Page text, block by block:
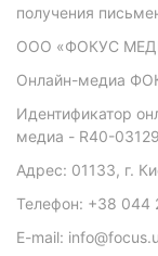
получения
ООО «ФОКУС
Онлайн-медиа
Идентификатор
медиа - R40-03129
Адрес: 01133, г.
Телефон: +38 044
E-mail: